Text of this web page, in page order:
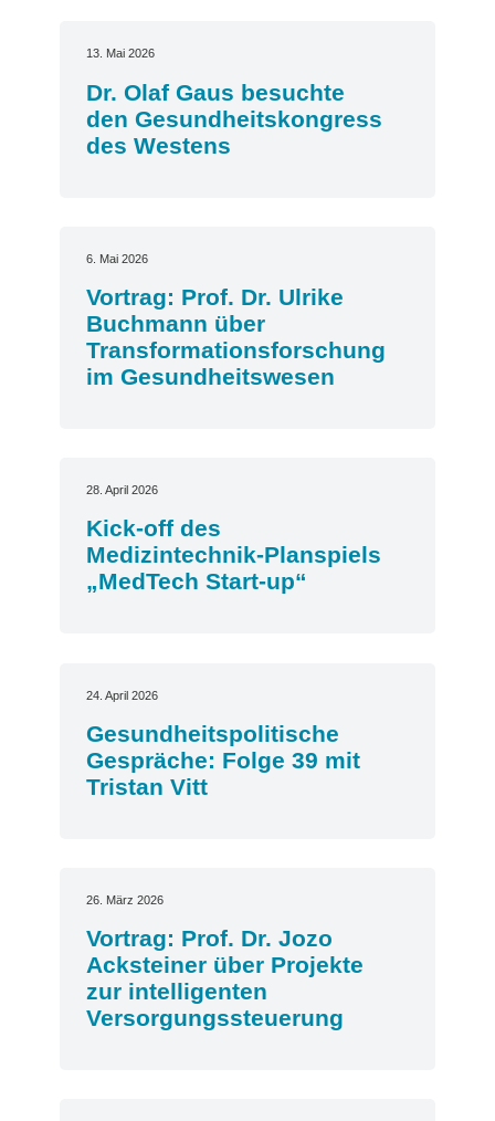
13. Mai 2026
Dr. Olaf Gaus besuchte
den Gesundheitskongress
des Westens
6. Mai 2026
Vortrag: Prof. Dr. Ulrike
Buchmann über
Transformationsforschung
im Gesundheitswesen
28. April 2026
Kick-off des
Medizintechnik-Planspiels
„MedTech Start-up“
24. April 2026
Gesundheitspolitische
Gespräche: Folge 39 mit
Tristan Vitt
26. März 2026
Vortrag: Prof. Dr. Jozo
Acksteiner über Projekte
zur intelligenten
Versorgungssteuerung